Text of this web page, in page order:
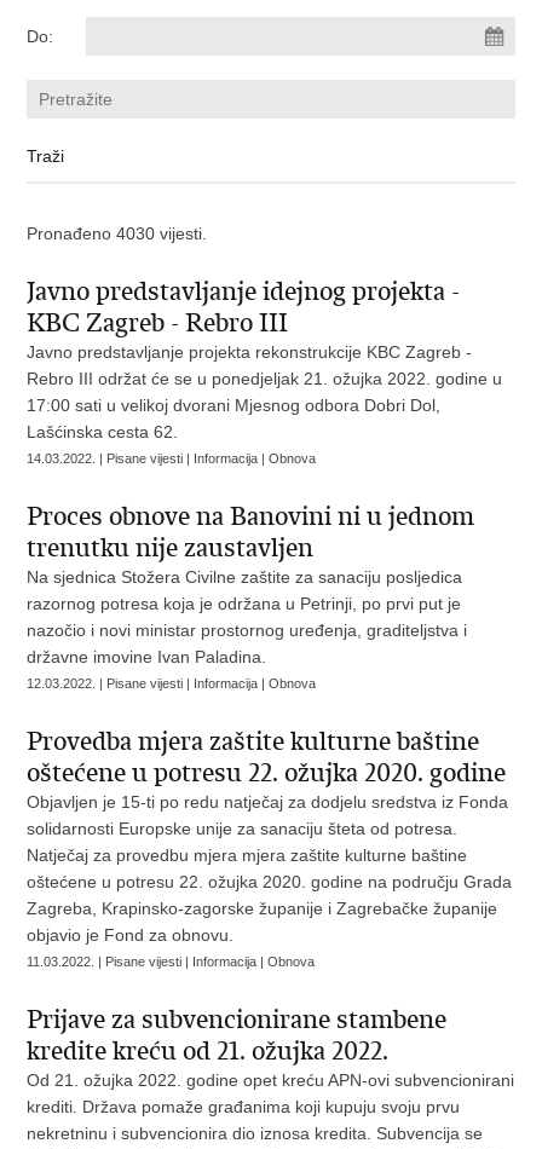
Do:
Pronađeno 4030 vijesti.
Javno predstavljanje idejnog projekta -
KBC Zagreb - Rebro III
Javno predstavljanje projekta rekonstrukcije KBC Zagreb -
Rebro III održat će se u ponedjeljak 21. ožujka 2022. godine u
17:00 sati u velikoj dvorani Mjesnog odbora Dobri Dol,
Lašćinska cesta 62.
14.03.2022. | Pisane vijesti | Informacija | Obnova
Proces obnove na Banovini ni u jednom
trenutku nije zaustavljen
Na sjednica Stožera Civilne zaštite za sanaciju posljedica
razornog potresa koja je održana u Petrinji, po prvi put je
nazočio i novi ministar prostornog uređenja, graditeljstva i
državne imovine Ivan Paladina.
12.03.2022. | Pisane vijesti | Informacija | Obnova
Provedba mjera zaštite kulturne baštine
oštećene u potresu 22. ožujka 2020. godine
Objavljen je 15-ti po redu natječaj za dodjelu sredstva iz Fonda
solidarnosti Europske unije za sanaciju šteta od potresa.
Natječaj za provedbu mjera mjera zaštite kulturne baštine
oštećene u potresu 22. ožujka 2020. godine na području Grada
Zagreba, Krapinsko-zagorske županije i Zagrebačke županije
objavio je Fond za obnovu.
11.03.2022. | Pisane vijesti | Informacija | Obnova
Prijave za subvencionirane stambene
kredite kreću od 21. ožujka 2022.
Od 21. ožujka 2022. godine opet kreću APN-ovi subvencionirani
krediti. Država pomaže građanima koji kupuju svoju prvu
nekretninu i subvencionira dio iznosa kredita. Subvencija se